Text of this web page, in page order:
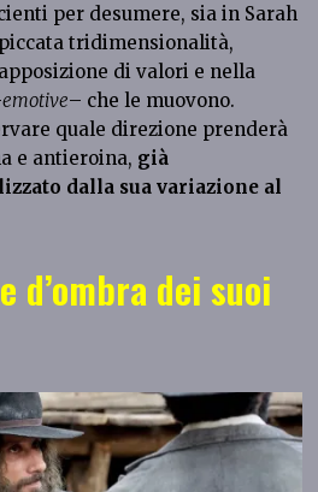
per desumere, sia in Sarah
tridimensionalità,
di valori e nella
emotive– che le muovono.
quale direzione prenderà
e antieroina, già
dalla sua variazione al
d’ombra dei suoi